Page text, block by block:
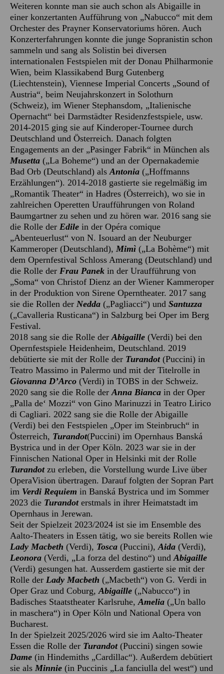
Weiteren konnte man sie auch schon als Abigaille in
einer konzertanten Aufführung von „Nabucco“ mit dem
Orchester des Prayner Konservatoriums hören. Auch
Konzerterfahrungen konnte die junge Sopranistin schon
sammeln und sang als Solistin bei diversen
internationalen Festspielen mit der Donau Philharmonie
Wien, beim Klassikabend Burg Gutenberg
(Liechtenstein), Viennese Imperial Concerts „Sound of
Austria“, beim Neujahrskonzert in Solothurn
(Schweiz), im Wiener Stephansdom, „Italienische
Opernacht“ bei Darmstädter Residenzfestspiele, usw.
2014-2015 ging sie auf Kinderoper-Tournee durch
Deutschland und Österreich. Danach folgten
Engagements an der „Pasinger Fabrik“ in München als
Musetta („La Boheme“) und an der Opernakademie
Bad Orb (Deutschland) alsAntonia („Hoffmanns
Erzählungen“). 2014-2018 gastierte sie regelmäßig im
„Romantik Theater“ in Hadres (Österreich), wo sie in
zahlreichen Operetten Uraufführungen von Roland
Baumgartner zu sehen und zu hören war. 2016 sang sie
die Rolle der Edile in der Opéra comique
„Abenteuerlust“ von N. Isouard an der Neuburger
Kammeroper (Deutschland), Mimì („La Bohème“) mit
dem Opernfestival Schloss Amerang (Deutschland) und
die Rolle der Frau Panek in der Uraufführung von
„Soma“ von Christof Dienz an der Wiener Kammeroper
in der Produktion von Sirene Operntheater. 2017 sang
sie die Rollen der Nedda („Pagliacci“) und Santuzza
(„Cavalleria Rusticana“) in Salzburg bei Oper im Berg
Festival.
2018 sang sie die Rolle derAbigaille (Verdi) bei den
Opernfestspiele Heidenheim, Deutschland. 2019
debütierte sie mit der Rolle der Turandot(Puccini) in
Teatro Massimo in Palermo und mit der Titelrolle in
Giovanna D’Arco (Verdi) in TOBS in der Schweiz.
2020 sang sie die Rolle derAnna Bianca in der Oper
„Palla de‘ Mozzi“ von Gino Marinuzzi in Teatro Lirico
di Cagliari. 2022 sang sie die Rolle der Abigaille
(Verdi) bei den Festspielen „Oper im Steinbruch“ in
Österreich, Turandot(Puccini) im Opernhaus Banská
Bystrica und in der Oper Köln. 2023 war sie in der
Finnischen National Oper in Helsinki mit der Rolle
Turandotzu erleben, die Vorstellung wurde Live über
OperaVision übertragen. Darauf folgten der Sopran Part
im Verdi Requiem in Banská Bystrica und im Sommer
2023 die Turandoterstmals in ihrer Heimatstadt im
Opernhaus in Jerewan.
Seit der Spielzeit 2023/2024 ist sie im Ensemble des
Aalto-Theaters in Essen tätig, wo sie bereits Rollen wie
Lady Macbeth (Verdi), Tosca (Puccini),Aida (Verdi),
Leonora (Verdi, „La forza del destino“) undAbigaille
(Verdi) gesungen hat. Ausserdem gastierte sie mit der
Rolle der Lady Macbeth („Macbeth“) von G. Verdi in
Oper Graz und Coburg,Abigaille („Nabucco“) in
Badisches Staatstheater Karlsruhe,Amelia („Un ballo
in maschera“) in Oper Köln und National Opera von
Bucharest.
In der Spielzeit 2025/2026 wird sie im Aalto-Theater
Essen die Rolle der Turandot(Puccini) singen sowie
Dame (in Hindemiths „Cardillac“). Außerdem debütiert
sie als Minnie (in Puccinis „La fanciulla del west“) und